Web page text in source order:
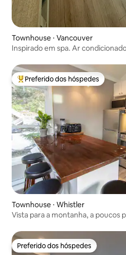
Townhouse ⋅ Vancouver
Inspirado em spa. Ar
Entre os melhores preferidos dos
Preferido dos hóspedes
Townhouse ⋅ Whistler
Vista para a montanha, a poucos
Preferido dos hóspedes
Preferido dos hóspedes